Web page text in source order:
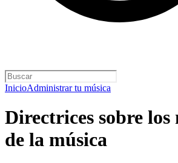
InicioAdministrar tu música
Directrices sobre los
de la música